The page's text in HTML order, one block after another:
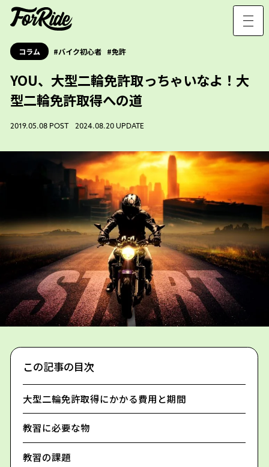
コラム バイク初心者 免許
YOU、大型二輪免許取っちゃいなよ！大
型二輪免許取得への道
2019.05.08 POST 2024.08.20 UPDATE
この記事の目次
大型二輪免許取得にかかる費用と期間
教習に必要な物
教習の課題